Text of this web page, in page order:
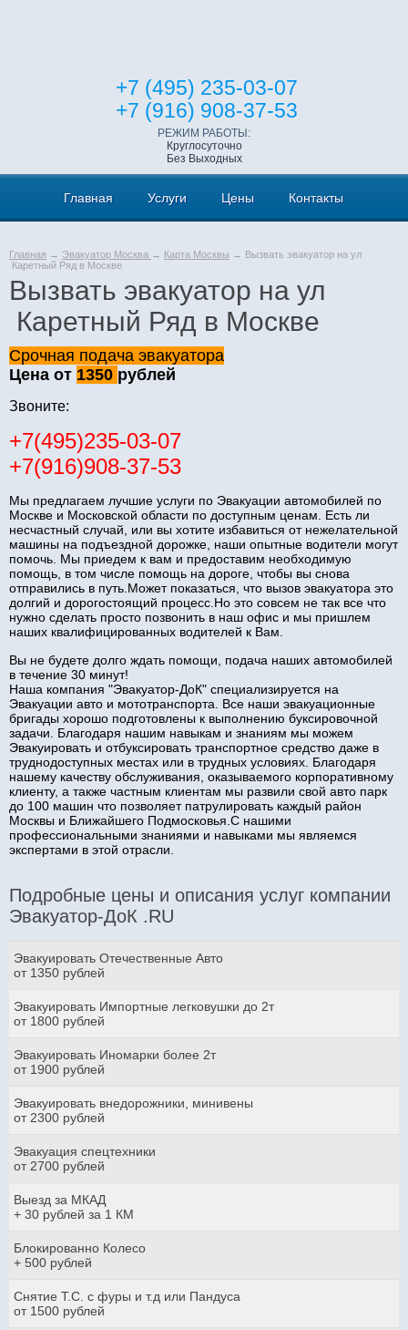
+7 (495) 235-03-07
+7 (916) 908-37-53
РЕЖИМ РАБОТЫ:
Круглосуточно
Без Выходных
Главная Услуги Цены Контакты
Главная → Эвакуатор Москва → Карта Москвы → Вызвать эвакуатор на ул
Каретный Ряд в Москве
Вызвать эвакуатор на ул
Каретный Ряд в Москве
Срочная подача эвакуатора
Цена от 1350 рублей
Звоните:
+7(495)235-03-07
+7(916)908-37-53
Мы предлагаем лучшие услуги по Эвакуации автомобилей по
Москве и Московской области по доступным ценам. Есть ли
несчастный случай, или вы хотите избавиться от нежелательной
машины на подъездной дорожке, наши опытные водители могут
помочь. Мы приедем к вам и предоставим необходимую
помощь, в том числе помощь на дороге, чтобы вы снова
отправились в путь.Может показаться, что вызов эвакуатора это
долгий и дорогостоящий процесс.Но это совсем не так все что
нужно сделать просто позвонить в наш офис и мы пришлем
наших квалифицированных водителей к Вам.
Вы не будете долго ждать помощи, подача наших автомобилей
в течение 30 минут!
Наша компания "Эвакуатор-ДоК" специализируется на
Эвакуации авто и мототранспорта. Все наши эвакуационные
бригады хорошо подготовлены к выполнению буксировочной
задачи. Благодаря нашим навыкам и знаниям мы можем
Эвакуировать и отбуксировать транспортное средство даже в
труднодоступных местах или в трудных условиях. Благодаря
нашему качеству обслуживания, оказываемого корпоративному
клиенту, а также частным клиентам мы развили свой авто парк
до 100 машин что позволяет патрулировать каждый район
Москвы и Ближайшего Подмосковья.С нашими
профессиональными знаниями и навыками мы являемся
экспертами в этой отрасли.
Подробные цены и описания услуг компании
Эвакуатор-ДоК .RU
Эвакуировать Отечественные Авто
от 1350 рублей
Эвакуировать Импортные легковушки до 2т
от 1800 рублей
Эвакуировать Иномарки более 2т
от 1900 рублей
Эвакуировать внедорожники, минивены
от 2300 рублей
Эвакуация спецтехники
от 2700 рублей
Выезд за МКАД
+ 30 рублей за 1 КМ
Блокированно Колесо
+ 500 рублей
Снятие Т.С. с фуры и т.д или Пандуса
от 1500 рублей